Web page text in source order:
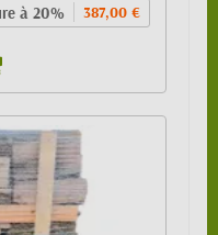
à 20% 387,00 €